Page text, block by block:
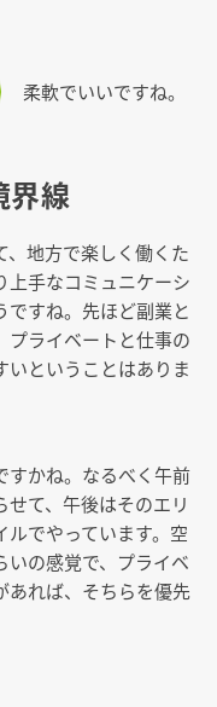
柔軟でいいですね。
界線
、地方で楽しく働くた
上手なコミュニケーシ
ですね。先ほど副業と
プライベートと仕事の
いということはありま
すかね。なるべく午前
て、午後はそのエリ
ルでやっています。空
いの感覚で、プライベ
あれば、そちらを優先